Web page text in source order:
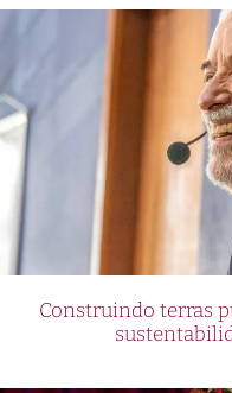
Construindo terras